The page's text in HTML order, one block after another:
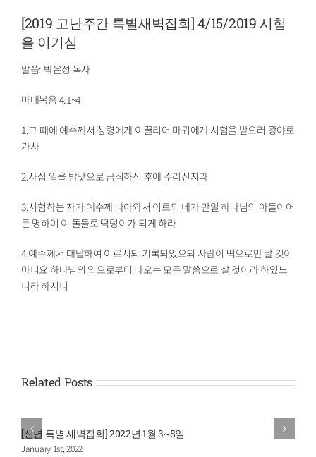
[2019 고난주간 특별새벽집회] 4/15/2019 시험
을 이기심
말씀: 박은성 목사
마태복음 4:1~4
1.그 때에 예수께서 성령에게 이끌리어 마귀에게 시험을 받으러 광야로
가사
2.사십 일을 밤낮으로 금식하신 후에 주리신지라
3.시험하는 자가 예수께 나아와서 이르되 네가 만일 하나님의 아들이어
든 명하여 이 돌들로 떡덩이가 되게 하라
4.예수께서 대답하여 이르시되 기록되었으되 사람이 떡으로만 살 것이
아니요 하나님의 입으로부터 나오는 모든 말씀으로 살 것이라 하였느
니라 하시니
Related Posts
[신년 특별 새벽집회] 2022년 1월 3~8일
January 1st, 2022